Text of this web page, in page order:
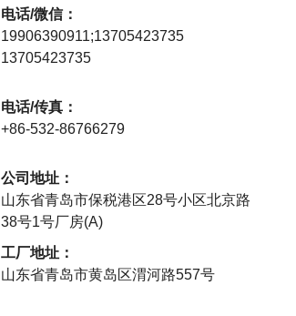
电话/微信：
19906390911;13705423735
13705423735
电话/传真：
+86-532-86766279
公司地址：
山东省青岛市保税港区28号小区北京路
38号1号厂房(A)
工厂地址：
山东省青岛市黄岛区渭河路557号